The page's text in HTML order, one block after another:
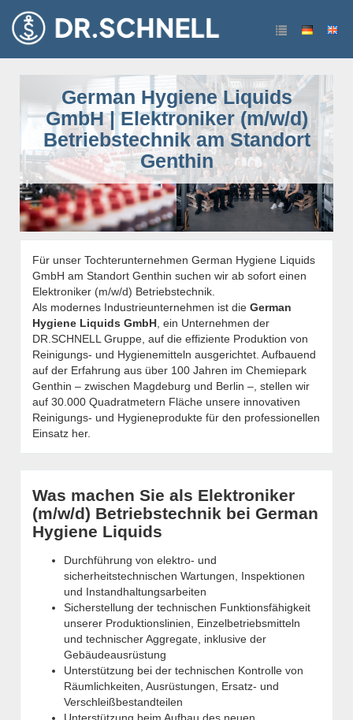
German Hygiene Liquids
GmbH | Elektroniker (m/w/d)
Betriebstechnik am Standort
Genthin
Für unser Tochterunternehmen German Hygiene Liquids
GmbH am Standort Genthin suchen wir ab sofort einen
Elektroniker (m/w/d) Betriebstechnik.
Als modernes Industrieunternehmen ist die German
Hygiene Liquids GmbH , ein Unternehmen der
DR.SCHNELL Gruppe, auf die effiziente Produktion von
Reinigungs- und Hygienemitteln ausgerichtet. Aufbauend
auf der Erfahrung aus über 100 Jahren im Chemiepark
Genthin – zwischen Magdeburg und Berlin –, stellen wir
auf 30.000 Quadratmetern Fläche unsere innovativen
Reinigungs- und Hygieneprodukte für den professionellen
Einsatz her.
Was machen Sie als Elektroniker
(m/w/d) Betriebstechnik bei German
Hygiene Liquids
Durchführung von elektro- und
sicherheitstechnischen Wartungen, Inspektionen
und Instandhaltungsarbeiten
Sicherstellung der technischen Funktionsfähigkeit
unserer Produktionslinien, Einzelbetriebsmitteln
und technischer Aggregate, inklusive der
Gebäudeausrüstung
Unterstützung bei der technischen Kontrolle von
Räumlichkeiten, Ausrüstungen, Ersatz- und
Verschleißbestandteilen